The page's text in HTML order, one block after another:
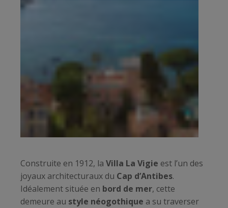
Construite en 1912, la Villa La Vigie est l’un des
joyaux architecturaux du Cap d’Antibes.
Idéalement située en bord de mer, cette
demeure au style néogothique a su traverser